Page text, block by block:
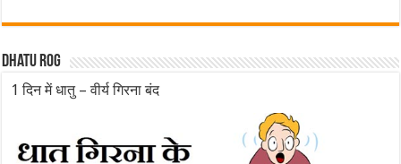
Dhatu rog
1 दिन में धातु – वीर्य गिरना बंद